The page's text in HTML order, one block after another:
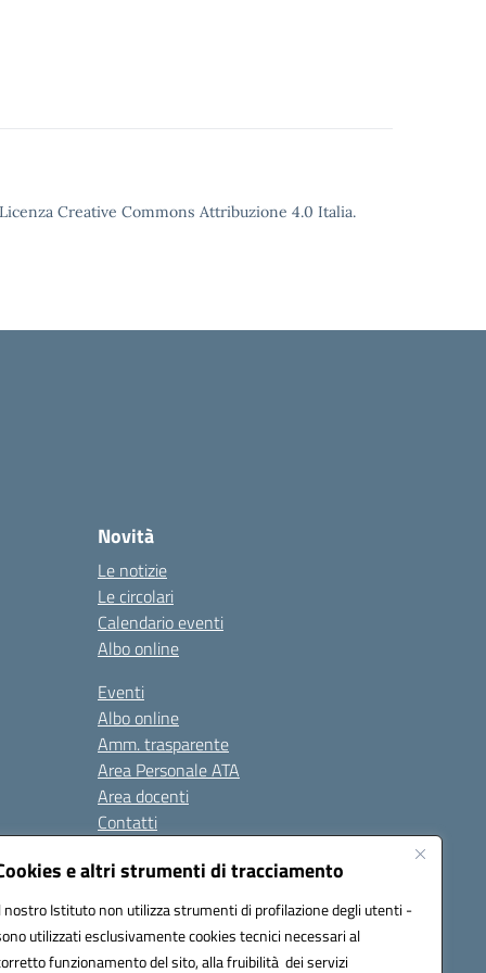
e altri strumenti di tracciamento
nostro Istituto non utilizza strumenti di profilazione degli utenti -
utilizzati esclusivamente cookies tecnici necessari al
funzionamento del sito, alla fruibilità dei servizi
Creative Commons Attribuzione 4.0 Italia.
Novità
Le notizie
Le circolari
Calendario eventi
Albo online
Eventi
Albo online
Amm. trasparente
Area Personale ATA
Area docenti
Contatti